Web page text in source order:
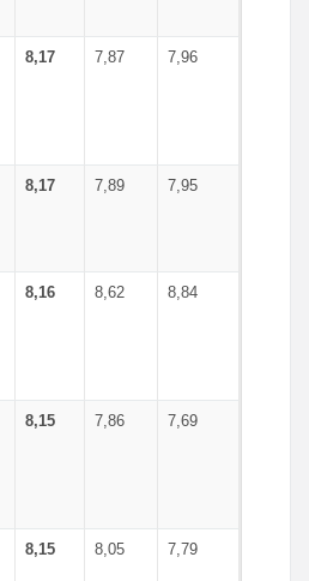
8,17 7,87 7,96
8,17 7,89 7,95
8,16 8,62 8,84
8,15 7,86 7,69
8,15 8,05 7,79